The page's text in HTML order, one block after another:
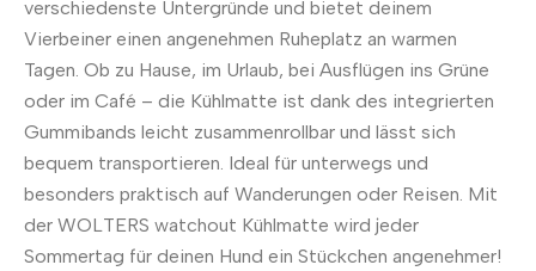
verschiedenste Untergründe und bietet deinem
Vierbeiner einen angenehmen Ruheplatz an warmen
Tagen. Ob zu Hause, im Urlaub, bei Ausflügen ins Grüne
oder im Café – die Kühlmatte ist dank des integrierten
Gummibands leicht zusammenrollbar und lässt sich
bequem transportieren. Ideal für unterwegs und
besonders praktisch auf Wanderungen oder Reisen. Mit
der WOLTERS watchout Kühlmatte wird jeder
Sommertag für deinen Hund ein Stückchen angenehmer!